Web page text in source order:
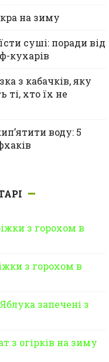
на зиму
суші: поради від
кухарів
з кабачків, яку
ті, хто їх не
воду: 5
з горохом в
з горохом в
Яблука запечені з
з огірків на зиму